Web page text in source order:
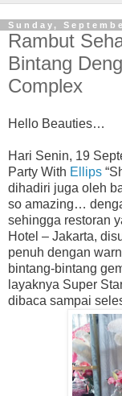
Sunday,
Rambut
Bintang
Complex
Hello Beauties…
Hari Senin, 19
Party With Ellips
dihadiri juga oleh
so amazing…
sehingga restoran
Hotel – Jakarta,
penuh dengan
bintang-bintang
layaknya Super
dibaca sampai